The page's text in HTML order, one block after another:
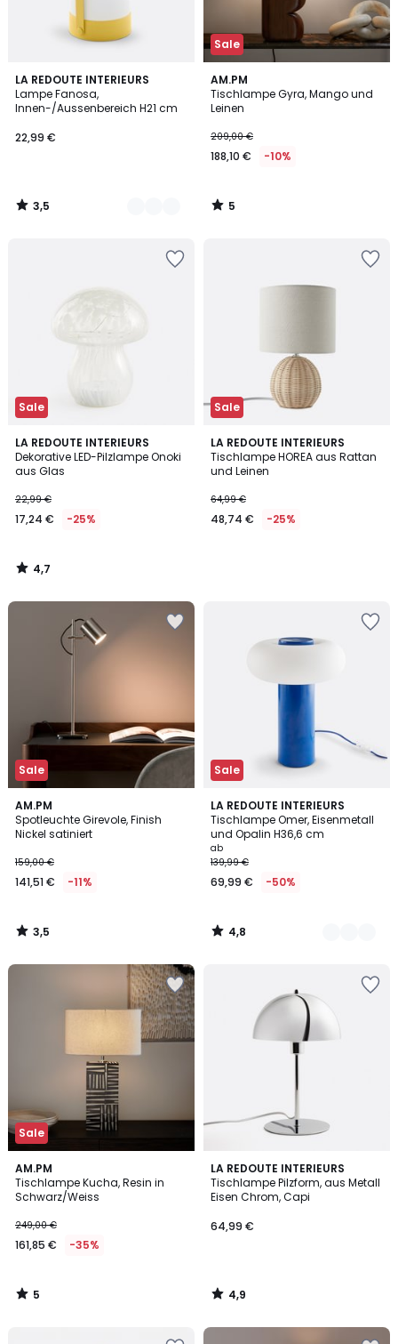
LA REDOUTE INTERIEURS
Lampe Fanosa,
Innen-/Aussenbereich H21 cm
22,99 €
3,5
/ 5
3
Farben
3,5
/
Sale
AM.PM
Tischlampe Gyra, Mango und
Leinen
209,00 €
188,10 € -10%
5
/
5
5
/
Sale
LA REDOUTE INTERIEURS
Dekorative LED-Pilzlampe Onoki
aus Glas
22,99 €
17,24 € -25%
4,7
/ 5
4,7
/
Sale
LA REDOUTE INTERIEURS
Tischlampe HOREA aus Rattan
und Leinen
64,99 €
48,74 € -25%
Sale
AM.PM
Spotleuchte Girevole, Finish
Nickel satiniert
159,00 €
141,51 € -11%
3,5
/ 5
3,5
/
Sale
LA REDOUTE INTERIEURS
Tischlampe Omer, Eisenmetall
und Opalin H36,6 cm
ab
139,99 €
69,99 € -50%
4,8
/ 5
2
Farben
4,8
/
Sale
AM.PM
Tischlampe Kucha, Resin in
Schwarz/Weiss
249,00 €
161,85 € -35%
5
/
5
5
/
LA REDOUTE INTERIEURS
Tischlampe Pilzform, aus Metall
Eisen Chrom, Capi
64,99 €
4,9
/ 5
4,9
/